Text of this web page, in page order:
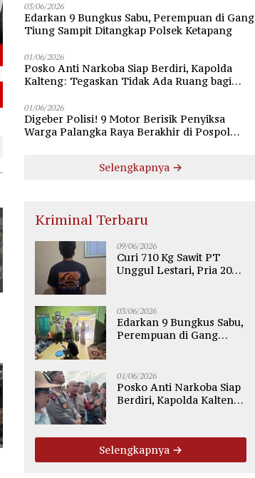
03/06/2026
Edarkan 9 Bungkus Sabu, Perempuan di Gang
Tiung Sampit Ditangkap Polsek Ketapang
01/06/2026
Posko Anti Narkoba Siap Berdiri, Kapolda
Kalteng: Tegaskan Tidak Ada Ruang bagi
01/06/2026
Digeber Polisi! 9 Motor Berisik Penyiksa
Warga Palangka Raya Berakhir di Pospol
Selengkapnya
Kriminal Terbaru
09/06/2026
Curi 710 Kg Sawit PT
Unggul Lestari, Pria 20
03/06/2026
Edarkan 9 Bungkus Sabu,
Perempuan di Gang
01/06/2026
Posko Anti Narkoba Siap
Berdiri, Kapolda Kalteng:
Palangka Raya
Selengkapnya